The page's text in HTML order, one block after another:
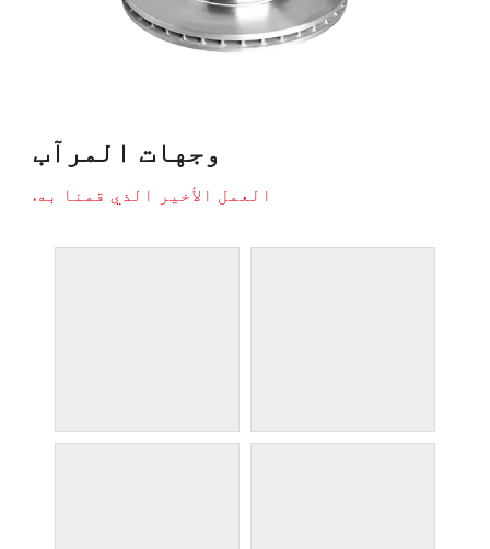
وجهات المرآب
العمل الأخير الذي قمنا به.